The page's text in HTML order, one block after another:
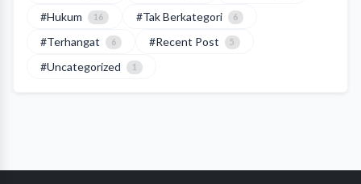
#Hukum 16 #Tak Berkategori 6
#Terhangat 6 #Recent Post 5
#Uncategorized 1